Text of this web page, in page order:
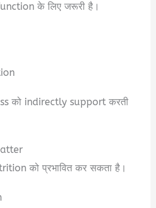
के लिए जरूरी है।
को indirectly support करती
को प्रभावित कर सकता है।